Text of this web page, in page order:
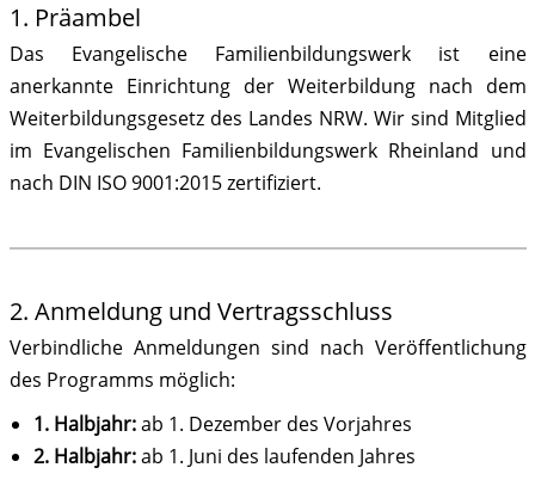
1. Präambel
Das Evangelische Familienbildungswerk ist eine
anerkannte Einrichtung der Weiterbildung nach dem
Weiterbildungsgesetz des Landes NRW. Wir sind Mitglied
im Evangelischen Familienbildungswerk Rheinland und
nach DIN ISO 9001:2015 zertifiziert.
2. Anmeldung und Vertragsschluss
Verbindliche Anmeldungen sind nach Veröffentlichung
des Programms möglich:
1. Halbjahr:ab 1. Dezember des Vorjahres
2. Halbjahr:ab 1. Juni des laufenden Jahres